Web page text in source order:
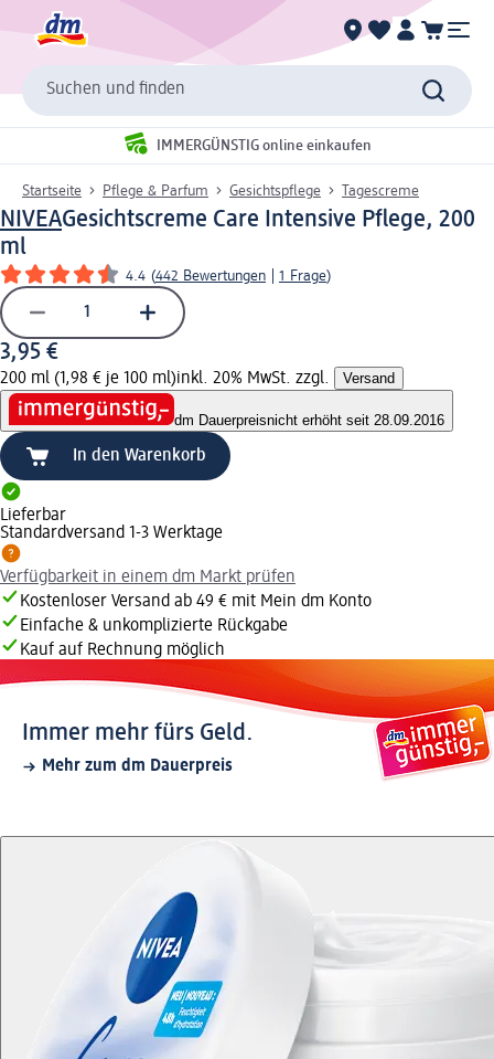
Suchen und finden
IMMERGÜNSTIG online einkaufen
Startseite Pflege & Parfum Gesichtspflege Tagescreme
NIVEAGesichtscreme Care Intensive Pflege, 200
ml
4.4 (442 Bewertungen 1 Frage)
3,95 €
200 ml (1,98 € je 100 ml)inkl. 20% MwSt. zzgl. Versand
dm Dauerpreisnicht erhöht seit 28.09.2016
In den Warenkorb
Lieferbar
Standardversand 1-3 Werktage
Verfügbarkeit in einem dm Markt prüfen
Kostenloser Versand ab 49 € mit Mein dm Konto
Einfache & unkomplizierte Rückgabe
Kauf auf Rechnung möglich
Immer mehr fürs Geld.
Mehr zum dm Dauerpreis